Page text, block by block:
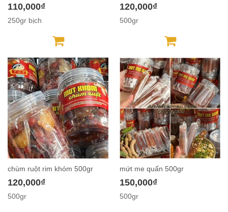
110,000₫
250gr bịch
120,000₫
500gr
chùm ruột rim khóm 500gr
120,000₫
500gr
mứt me quấn 500gr
150,000₫
500gr